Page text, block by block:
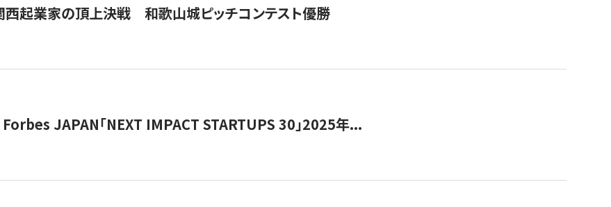
西起業家の頂上決戦 和歌山城ピッチコンテスト優勝
Forbes JAPAN「NEXT IMPACT STARTUPS 30」2025年...